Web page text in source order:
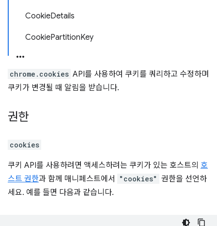
CookieDetails
CookiePartitionKey
chrome.cookies API를 사용하여 쿠키를 쿼리하고 수정하며
쿠키가 변경될 때 알림을 받습니다.
권한
cookies
쿠키 API를 사용하려면 액세스하려는 쿠키가 있는 호스트의 호
스트 권한과 함께 매니페스트에서 "cookies" 권한을 선언하
세요. 예를 들면 다음과 같습니다.